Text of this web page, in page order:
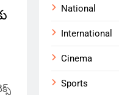
National
International
Cinema
Sports